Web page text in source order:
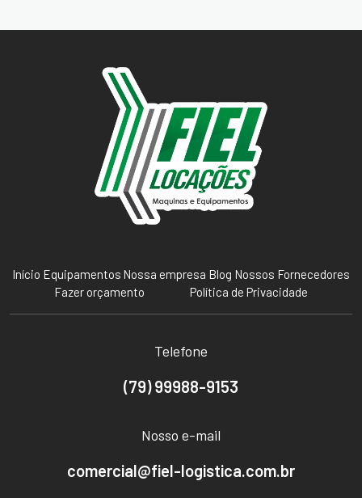
Início Equipamentos Nossa empresa Blog Nossos Fornecedores
Fazer orçamento
Política de Privacidade
Telefone
(79) 99988-9153
Nosso e-mail
comercial@fiel-logistica.com.br